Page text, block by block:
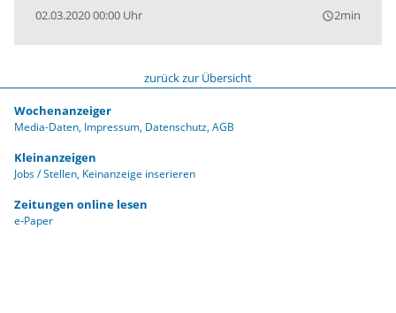
02.03.2020 00:00 Uhr query_builder2min
zurück zur Übersicht
Wochenanzeiger
Media-Daten Impressum Datenschutz AGB
Kleinanzeigen
Jobs / Stellen Keinanzeige inserieren
Zeitungen online lesen
e-Paper